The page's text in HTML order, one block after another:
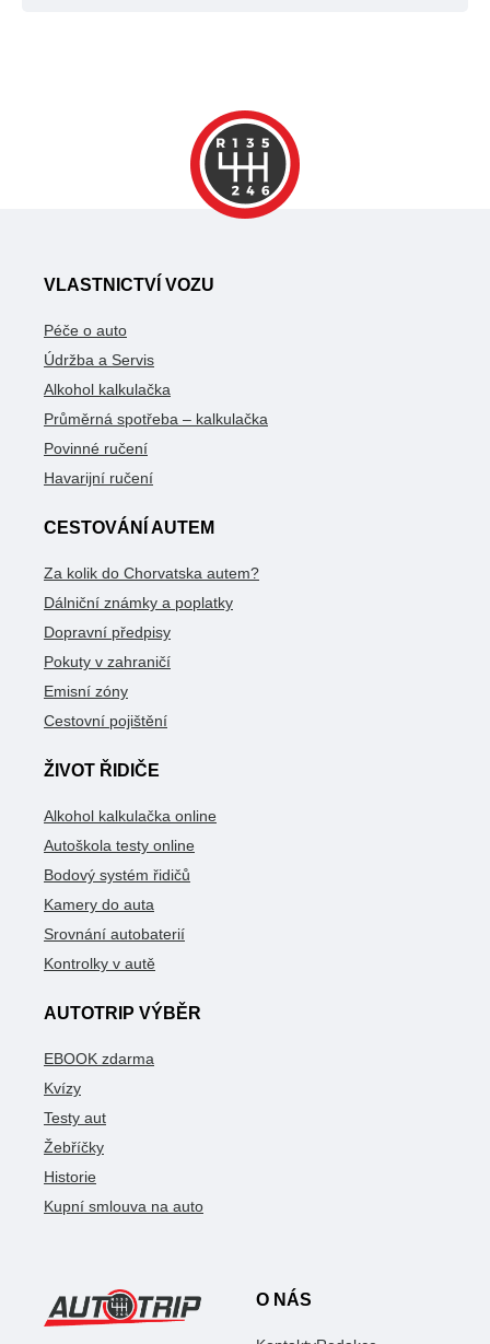
VLASTNICTVÍ VOZU
Péče o auto
Údržba a Servis
Alkohol kalkulačka
Průměrná spotřeba – kalkulačka
Povinné ručení
Havarijní ručení
CESTOVÁNÍ AUTEM
Za kolik do Chorvatska autem?
Dálniční známky a poplatky
Dopravní předpisy
Pokuty v zahraničí
Emisní zóny
Cestovní pojištění
ŽIVOT ŘIDIČE
Alkohol kalkulačka online
Autoškola testy online
Bodový systém řidičů
Kamery do auta
Srovnání autobaterií
Kontrolky v autě
AUTOTRIP VÝBĚR
EBOOK zdarma
Kvízy
Testy aut
Žebříčky
Historie
Kupní smlouva na auto
O NÁS